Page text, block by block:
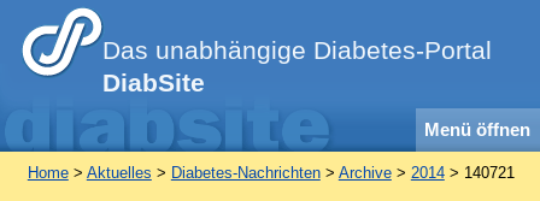
Das unabhängige Diabetes-Portal
DiabSite
Menü öffnen
Home> Aktuelles > Diabetes-Nachrichten> Archive> 2014> 140721